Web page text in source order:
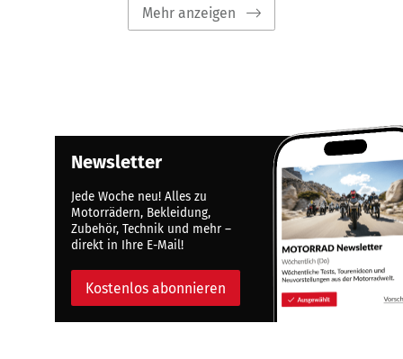
Mehr anzeigen
Newsletter
Jede Woche neu! Alles zu
Motorrädern, Bekleidung,
Zubehör, Technik und mehr –
direkt in Ihre E-Mail!
Kostenlos abonnieren